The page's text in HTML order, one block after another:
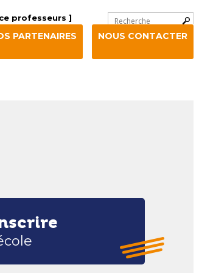
professeurs ]
PARTENAIRES NOUS CONTACTER
Chercher par
Recherche